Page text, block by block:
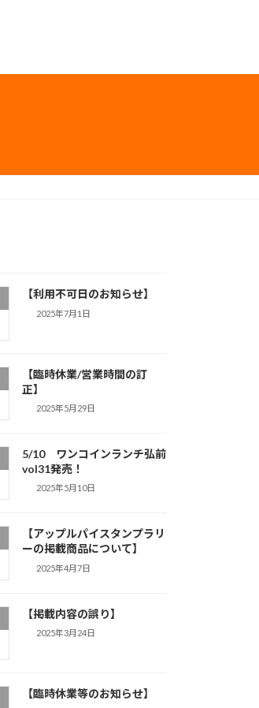
【利用不可日のお知らせ】
2025年7月1日
【臨時休業/営業時間の訂
正】
2025年5月29日
5/10 ワンコインランチ弘前
vol31発売！
2025年5月10日
【アップルパイスタンプラリ
ーの掲載商品について】
2025年4月7日
【掲載内容の誤り】
2025年3月24日
【臨時休業等のお知らせ】